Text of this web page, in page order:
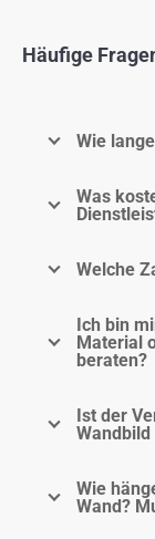
Häufige
Wie
Was
Welche
Ich bin
Material
beraten?
Ist der
Wie
Wand?